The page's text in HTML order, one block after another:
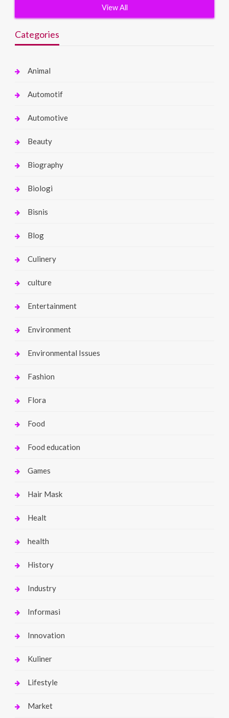
View All
Categories
Animal
Automotif
Automotive
Beauty
Biography
Biologi
Bisnis
Blog
Culinery
culture
Entertainment
Environment
Environmental Issues
Fashion
Flora
Food
Food education
Games
Hair Mask
Healt
health
History
Industry
Informasi
Innovation
Kuliner
Lifestyle
Market